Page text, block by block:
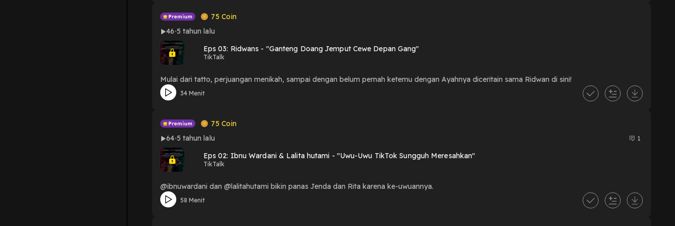
75 Coin
46 5 tahun lalu
Eps 03: Ridwans - "Ganteng Doang Jemput Cewe Depan Gang"
TikTalk
Mulai dari tatto, perjuangan menikah, sampai dengan belum pernah ketemu dengan Ayahnya diceritain sama Ridwan di sini!
34 Menit
75 Coin
64 5 tahun lalu 1
Eps 02: Ibnu Wardani & Lalita hutami - "Uwu-Uwu TikTok Sungguh Meresahkan"
TikTalk
@ibnuwardani dan @lalitahutami bikin panas Jenda dan Rita karena ke-uwuannya.
58 Menit